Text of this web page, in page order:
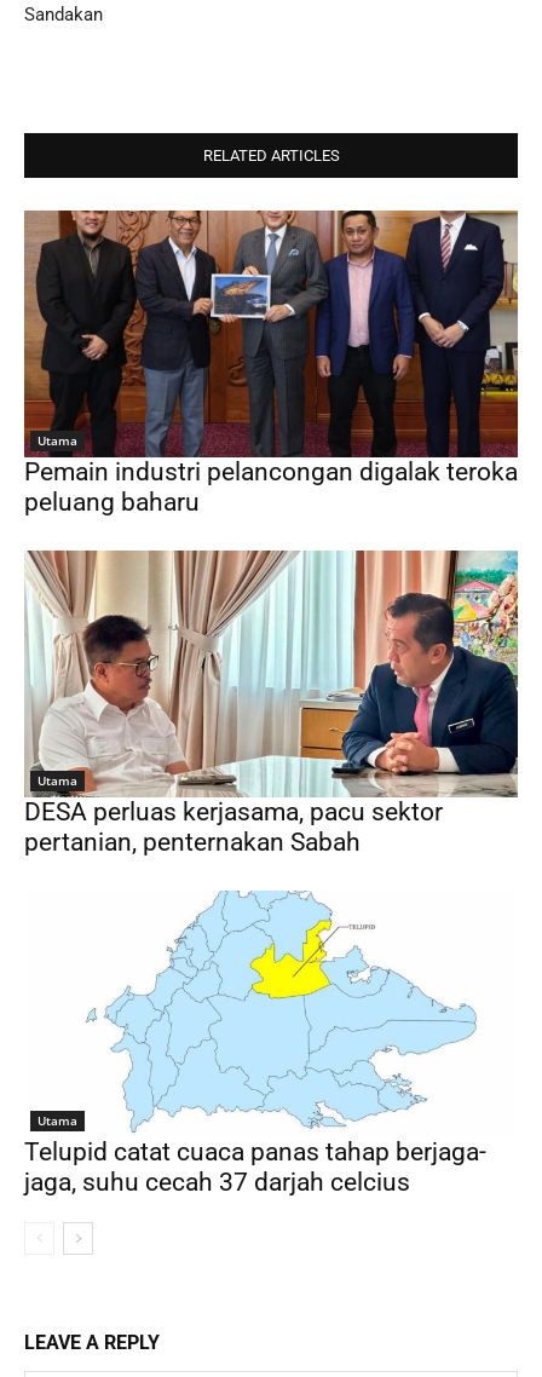
Sandakan
RELATED ARTICLES
Utama
Pemain industri pelancongan digalak teroka
peluang baharu
Utama
DESA perluas kerjasama, pacu sektor
pertanian, penternakan Sabah
Utama
Telupid catat cuaca panas tahap berjaga-
jaga, suhu cecah 37 darjah celcius
LEAVE A REPLY